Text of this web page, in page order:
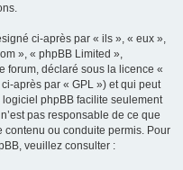
ci-après par « ils », « eux »,
», « phpBB Limited »,
forum, déclaré sous la licence «
après par « GPL ») et qui peut
logiciel phpBB facilite seulement
pas responsable de ce que
contenu ou conduite permis. Pour
veuillez consulter :